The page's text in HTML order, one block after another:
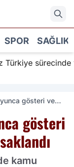
SPOR SAĞLIK
sürecinde yeni
gösteri ve
gösteri
kamu